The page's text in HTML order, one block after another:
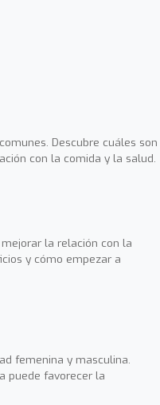
Descubre cuáles son
con la comida y la salud.
la relación con la
y cómo empezar a
femenina y masculina.
puede favorecer la